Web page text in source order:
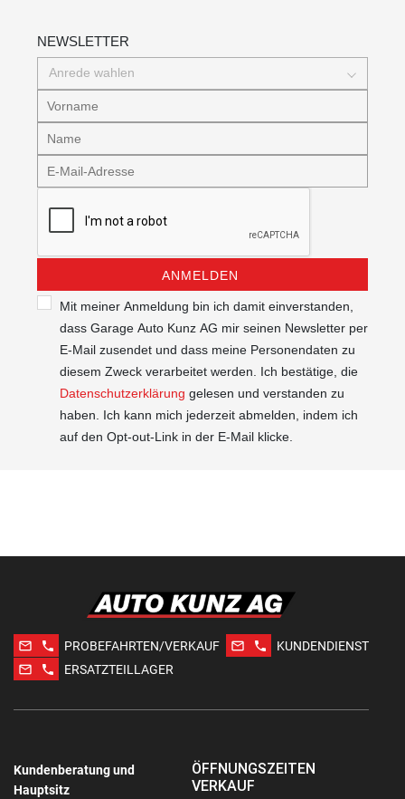
NEWSLETTER
Anrede wahlen
ANMELDEN
Mit meiner Anmeldung bin ich damit einverstanden,
dass Garage Auto Kunz AG mir seinen Newsletter per
E-Mail zusendet und dass meine Personendaten zu
diesem Zweck verarbeitet werden. Ich bestätige, die
Datenschutzerklärung gelesen und verstanden zu
haben. Ich kann mich jederzeit abmelden, indem ich
auf den Opt-out-Link in der E-Mail klicke.
mail_outline phone PROBEFAHRTEN/VERKAUF mail_outline phone
KUNDENDIENST
mail_outline
phone ERSATZTEILLAGER
Kundenberatung und
Hauptsitz
ÖFFNUNGSZEITEN
VERKAUF